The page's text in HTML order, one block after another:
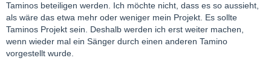
Taminos beteiligen werden. Ich möchte nicht, dass es so aussieht,
als wäre das etwa mehr oder weniger mein Projekt. Es sollte
Taminos Projekt sein. Deshalb werden ich erst weiter machen,
wenn wieder mal ein Sänger durch einen anderen Tamino
vorgestellt wurde.